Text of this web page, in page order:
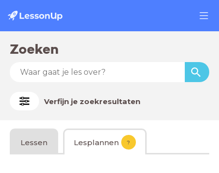
Zoeken
Verfijn je zoekresultaten
Lessen Lesplannen ?